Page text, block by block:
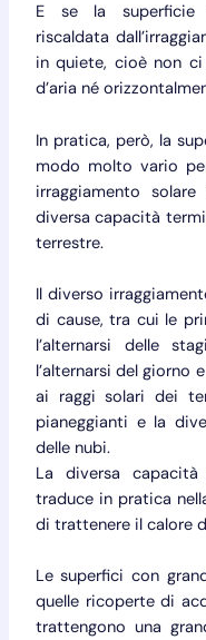
E se la superficie
riscaldata
in quiete, cioè non
d’aria né
In pratica, però, la
modo molto vario
irraggiamento
diversa capacità
terrestre.
Il diverso
di cause, tra cui le
l’alternarsi delle
l’alternarsi del giorno
ai raggi solari dei
pianeggianti e la
delle nubi.
La diversa
traduce in pratica
di trattenere il calore
Le superfici con
quelle ricoperte di
trattengono una